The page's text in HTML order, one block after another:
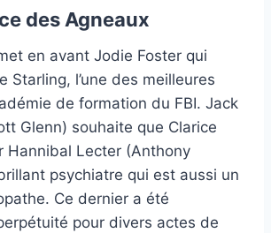
des Agneaux
en avant Jodie Foster qui
Starling, l’une des meilleures
de formation du FBI. Jack
Glenn) souhaite que Clarice
Hannibal Lecter (Anthony
psychiatre qui est aussi un
Ce dernier a été
pour divers actes de